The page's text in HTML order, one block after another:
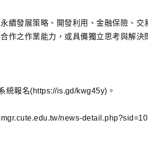
續發展策略、開發利用、金融保險、
作之作業能力，或具備獨立思考與解
統報名(https://is.gd/kwg45y)。
news-